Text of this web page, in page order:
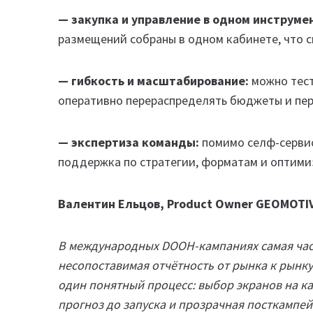
— закупка и управление в одном
размещений собраны в одном кабинете, что
— гибкость и масштабирование: можно
оперативно перераспределять бюджеты и
— экспертиза команды: помимо селф-
поддержка по стратегии, форматам и
Валентин Ельцов, Product Owner
В международных DOOH-кампаниях самая
несопоставимая отчётность от рынка к
один понятный процесс: выбор экранов на
прогноз до запуска и прозрачная